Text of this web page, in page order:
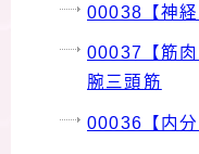
00038【神
00037【筋
腕三頭筋
00036【内